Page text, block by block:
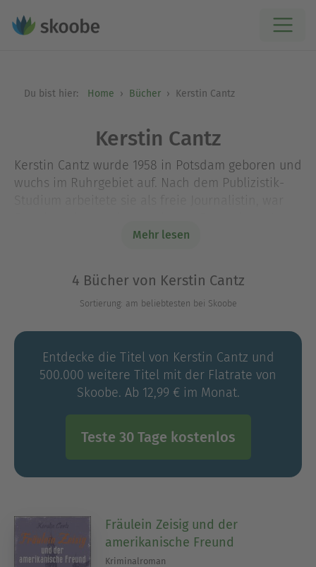
Du bist hier: Home Bücher Kerstin Cantz
Kerstin Cantz
Kerstin Cantz wurde 1958 in Potsdam geboren und
wuchs im Ruhrgebiet auf. Nach dem Publizistik-
und ist heute Drehbuch- und Romanautorin. Ihr
ein großer Erfolg und eroberte die
Bestsellerlisten. Zuletzt erschien ihr Roman "Die
Schmetterlingsjägerin" (Diana, 2008). Kerstin
München.
Mehr lesen
4 Bücher von Kerstin Cantz
Sortierung: am beliebtesten bei Skoobe
Entdecke die Titel von Kerstin Cantz und
500.000 weitere Titel mit der Flatrate von
Skoobe. Ab 12,99 € im Monat.
Teste 30 Tage kostenlos
Fräulein Zeisig und der
amerikanische Freund
Kriminalroman